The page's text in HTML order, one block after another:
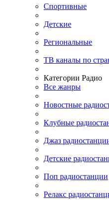
Спортивные
Детские
Региональные
ТВ каналы по
Категории Радио
Все жанры
Новостные
Клубные
Джаз
Детские
Поп радиостанции
Релакс